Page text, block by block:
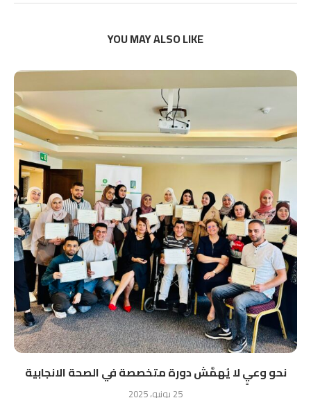
YOU MAY ALSO LIKE
نحو وعيٍ لا يُهمَّش دورة متخصصة في الصحة الانجابية
25 يونيو، 2025